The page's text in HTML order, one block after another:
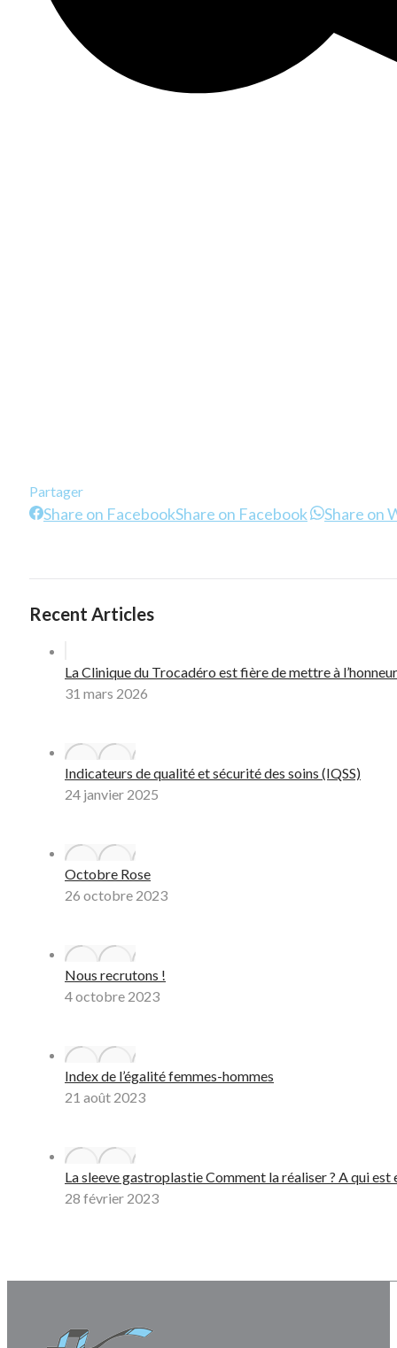
Partager
Share on FacebookShare on Facebook Share on
Recent Articles
La Clinique du Trocadéro est fière de mettre à
31 mars 2026
Indicateurs de qualité et sécurité des soins (IQSS)
24 janvier 2025
Octobre Rose
26 octobre 2023
Nous recrutons !
4 octobre 2023
Index de l’égalité femmes-hommes
21 août 2023
La sleeve gastroplastie Comment la réaliser ? A qui est
28 février 2023